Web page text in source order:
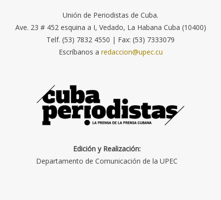
Unión de Periodistas de Cuba.
Ave. 23 # 452 esquina a I, Vedado, La Habana Cuba (10400)
Telf. (53) 7832 4550 | Fax: (53) 7333079
Escríbanos a redaccion@upec.cu
Edición y Realización:
Departamento de Comunicación de la UPEC